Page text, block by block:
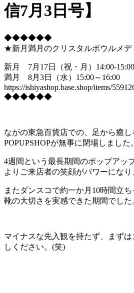
信7月3日号】
◆◆◆◆◆◆
★新月満月のクリスタルボウルメデ
新月 7月17日（祝・月）14:00-15:00
満月 8月3日（水）15:00～16:00
https://ishiyashop.base.shop/items/
◆◆◆◆◆◆
ながの東急百貨店での、足から癒
POPUPSHOPが無事に閉場しました。
4週間という最長期間のポップアッ
よりご来店者の笑顔がパワーになり
またダンスコで約一か月10時間立ち
靴の大切さを実感できた期間でした
マイナスな先入観を持たず、まず
しください。(笑)